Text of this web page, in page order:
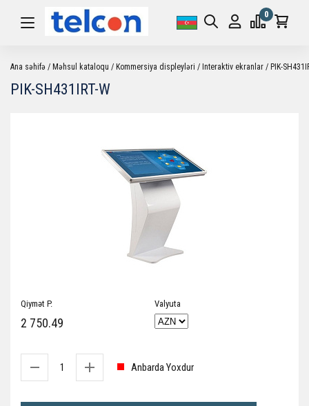
0
Ana səhifə Məhsul kataloqu Kommersiya displeyləri Interaktiv ekranlar PIK-
PIK-SH431IRT-W
Qiymət P.
2 750.49
Valyuta
Anbarda Yoxdur